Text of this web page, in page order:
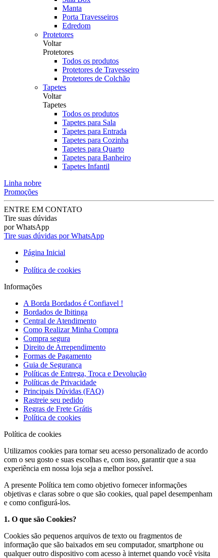
Manta
Porta Travesseiros
Edredom
Protetores
Voltar
Protetores
Todos os produtos
Protetores de Travesseiro
Protetores de Colchão
Tapetes
Voltar
Tapetes
Todos os produtos
Tapetes para Sala
Tapetes para Entrada
Tapetes para Cozinha
Tapetes para Quarto
Tapetes para Banheiro
Tapetes Infantil
Linha nobre
Promoções
ENTRE EM CONTATO
Tire suas dúvidas
por WhatsApp
Tire suas dúvidas por WhatsApp
Página Inicial
Política de cookies
Informações
A Borda Bordados é Confiavel !
Bordados de Ibitinga
Central de Atendimento
Como Realizar Minha Compra
Compra segura
Direito de Arrependimento
Formas de Pagamento
Guia de Segurança
Políticas de Entrega, Troca e Devolução
Políticas de Privacidade
Principais Dúvidas (FAQ)
Rastreie seu pedido
Regras de Frete Grátis
Política de cookies
Política de cookies
Utilizamos cookies para tornar seu acesso personalizado de acordo
com o seu gosto e suas escolhas e, com isso, garantir que a sua
experiência em nossa loja seja a melhor possível.
A presente Política tem como objetivo fornecer informações
objetivas e claras sobre o que são cookies, qual papel desempenham
e como configurá-los.
1. O que são Cookies?
Cookies são pequenos arquivos de texto ou fragmentos de
informação que são baixados em seu computador, smartphone ou
qualquer outro dispositivo com acesso à internet quando você visita